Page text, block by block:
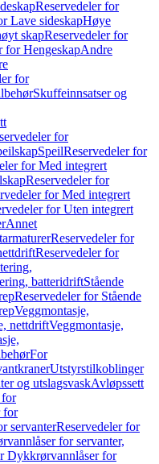
Reservedeler for
Lave sideskapHøye
skapReservedeler for
for HengeskapAndre
for
Skuffeinnsatser og
for
SpeilReservedeler for
for Med integrert
Reservedeler for
for Med integrert
for Uten integrert
Annet
Reservedeler for
Reservedeler for
batteridriftStående
Reservedeler for Stående
Veggmontasje,
nettdriftVeggmontasje,
For
Utstyrstilkoblinger
og utslagsvaskAvløpssett
for
for
servanterReservedeler for
for servanter,
Dykkrørvannlåser for